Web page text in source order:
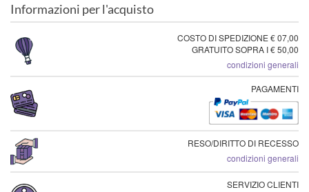
Informazioni per l'acquisto
COSTO DI SPEDIZIONE € 07,00
GRATUITO SOPRA I € 50,00
condizioni generali
PAGAMENTI
RESO/DIRITTO DI RECESSO
condizioni generali
SERVIZIO CLIENTI